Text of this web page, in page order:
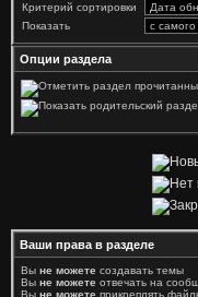
Критерий сортировки
Показать
Опции раздела
Ваши права в разделе
Вы не можете создавать темы
Вы не можете отвечать на
Вы не можете прикреплять